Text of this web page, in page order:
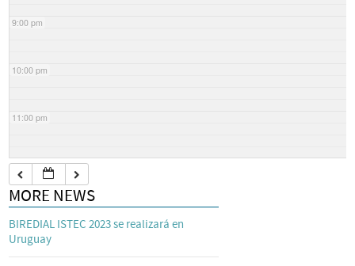
9:00 pm
10:00 pm
11:00 pm
MORE NEWS
BIREDIAL ISTEC 2023 se realizará en
Uruguay